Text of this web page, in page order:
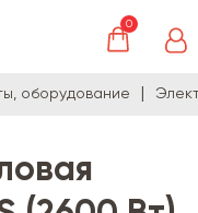
0
оборудование